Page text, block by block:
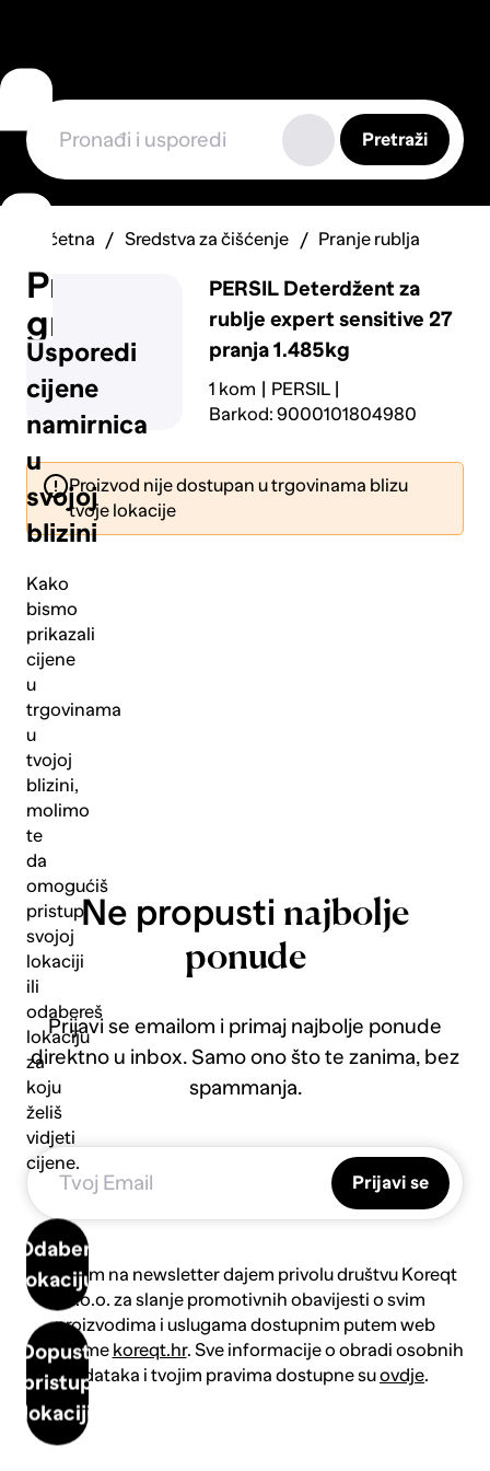
Usporedi
cijene
namirnica
u
svojoj
blizini
Kako
bismo
prikazali
cijene
u
trgovinama
u
tvojoj
blizini,
molimo
te
da
omogućiš
pristup
svojoj
lokaciji
ili
odabereš
lokaciju
za
koju
želiš
vidjeti
cijene.
Odaberi
lokaciju
Dopusti
pristup
lokaciji
Prijavi
grešku
Pošalji
Pretraži
Početna Sredstva za čišćenje Pranje rublja
PERSIL Deterdžent za
rublje expert sensitive 27
pranja 1.485kg
1 kom
PERSIL
Barkod: 9000101804980
Proizvod nije dostupan u trgovinama blizu
tvoje lokacije
Ne propusti najbolje
ponude
Prijavi se emailom i primaj najbolje ponude
direktno u inbox. Samo ono što te zanima, bez
spammanja.
Prijavi se
Prijavom na newsletter dajem privolu društvu Koreqt
d.o.o. za slanje promotivnih obavijesti o svim
proizvodima i uslugama dostupnim putem web
platforme koreqt.hr. Sve informacije o obradi osobnih
podataka i tvojim pravima dostupne suovdje.